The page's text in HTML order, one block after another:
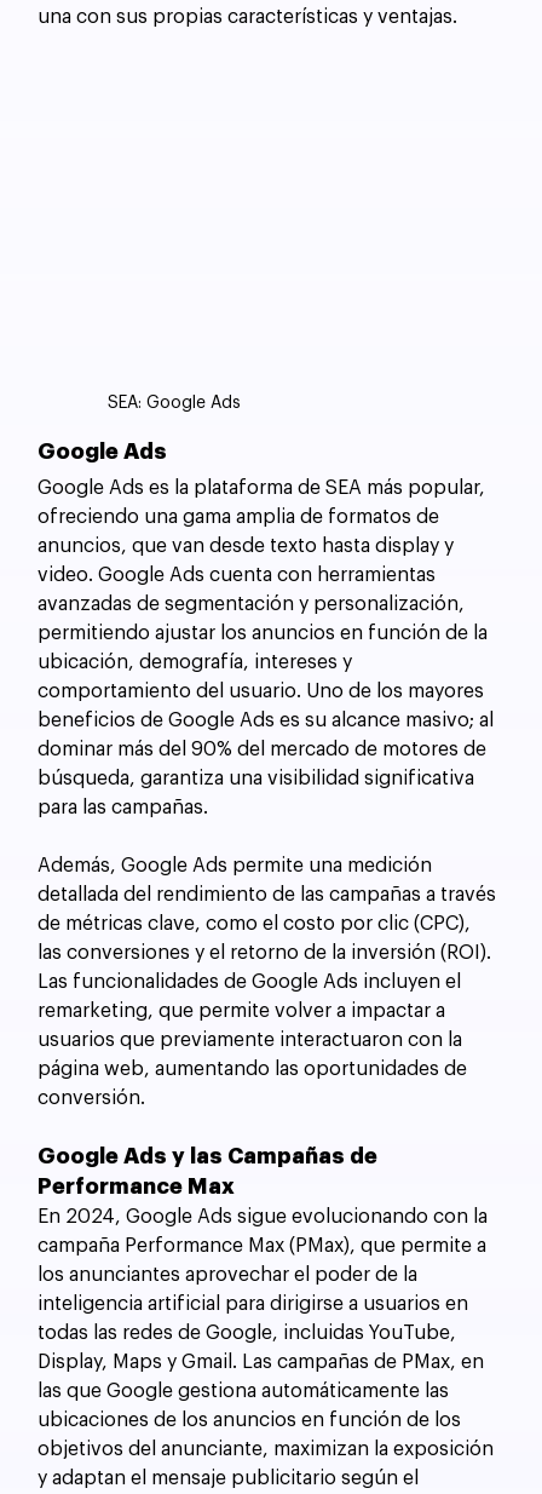
una con sus propias características y ventajas.
SEA: Google Ads
Google Ads
Google Ads es la plataforma de SEA más popular,
ofreciendo una gama amplia de formatos de
anuncios, que van desde texto hasta display y
video. Google Ads cuenta con herramientas
avanzadas de segmentación y personalización,
permitiendo ajustar los anuncios en función de la
ubicación, demografía, intereses y
comportamiento del usuario. Uno de los mayores
beneficios de Google Ads es su alcance masivo; al
dominar más del 90% del mercado de motores de
búsqueda, garantiza una visibilidad significativa
para las campañas.
Además, Google Ads permite una medición
detallada del rendimiento de las campañas a través
de métricas clave, como el costo por clic (CPC),
las conversiones y el retorno de la inversión (ROI).
Las funcionalidades de Google Ads incluyen el
remarketing, que permite volver a impactar a
usuarios que previamente interactuaron con la
página web, aumentando las oportunidades de
conversión.
Google Ads y las Campañas de
Performance Max
En 2024, Google Ads sigue evolucionando con la
campaña Performance Max (PMax), que permite a
los anunciantes aprovechar el poder de la
inteligencia artificial para dirigirse a usuarios en
todas las redes de Google, incluidas YouTube,
Display, Maps y Gmail. Las campañas de PMax, en
las que Google gestiona automáticamente las
ubicaciones de los anuncios en función de los
objetivos del anunciante, maximizan la exposición
y adaptan el mensaje publicitario según el